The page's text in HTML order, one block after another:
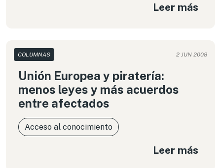
Leer más
COLUMNAS 2 JUN 2008
Unión Europea y piratería:
menos leyes y más acuerdos
entre afectados
Acceso al conocimiento
Leer más